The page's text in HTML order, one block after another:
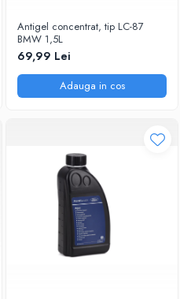
Antigel concentrat, tip LC-87
BMW 1,5L
69,99 Lei
Adauga in cos